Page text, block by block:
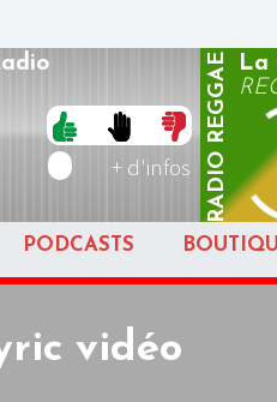
+ d'infos RADIO
REGGAE
La
PODCASTS
vidéo